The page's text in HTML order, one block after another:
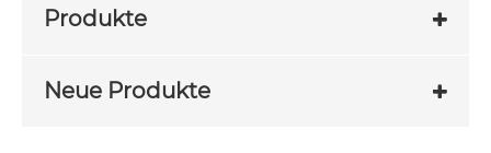
Produkte
Neue Produkte